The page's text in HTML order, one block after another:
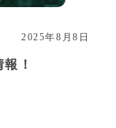
2025年8月8日
！